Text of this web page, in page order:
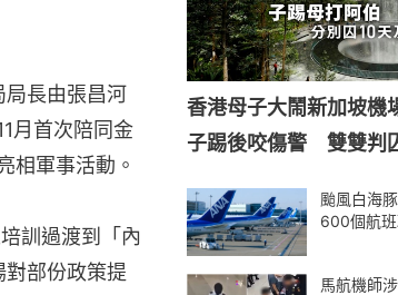
局長由張昌河
月首次陪同金
相軍事活動。
訓過渡到「內
部份政策提
香港母子大鬧新加坡
子踢後咬傷警 雙雙判
颱風白海
600個航
馬航機師